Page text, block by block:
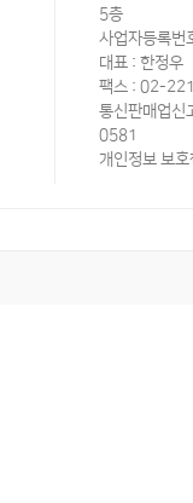
5층
사업자등록
대표 : 한정우
팩스 : 02-
통신판매업신
0581
개인정보 보